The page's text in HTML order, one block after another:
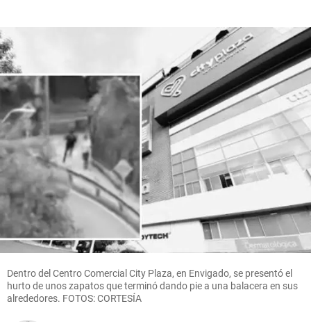
Dentro del Centro Comercial City Plaza, en Envigado, se presentó el
hurto de unos zapatos que terminó dando pie a una balacera en sus
alrededores. FOTOS: CORTESÍA